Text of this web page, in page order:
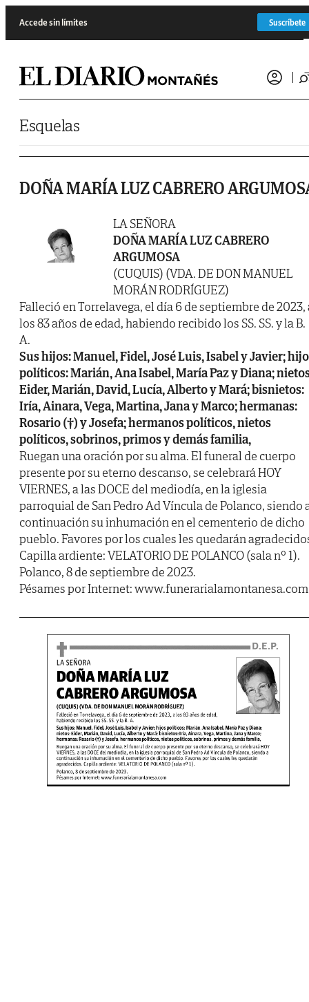
Accede sin límites Suscríbete
Esquelas
DOÑA MARÍA LUZ CABRERO
LA SEÑORA
DOÑA MARÍA LUZ CABRERO
ARGUMOSA
(CUQUIS) (VDA. DE DON MANUEL
MORÁN RODRÍGUEZ)
Falleció en Torrelavega, el día 6 de septiembre de 2023,
los 83 años de edad, habiendo recibido los SS. SS. y la B.
A.
Sus hijos: Manuel, Fidel, José Luis, Isabel y Javier;
políticos: Marián, Ana Isabel, María Paz y Diana;
Eider, Marián, David, Lucía, Alberto y Mará; bisnietos:
Iría, Ainara, Vega, Martina, Jana y Marco; hermanas:
Rosario (†) y Josefa; hermanos políticos, nietos
políticos, sobrinos, primos y demás familia,
Ruegan una oración por su alma. El funeral de cuerpo
presente por su eterno descanso, se celebrará HOY
VIERNES, a las DOCE del mediodía, en la iglesia
parroquial de San Pedro Ad Víncula de Polanco, siendo
continuación su inhumación en el cementerio de dicho
pueblo. Favores por los cuales les quedarán
Capilla ardiente: VELATORIO DE POLANCO (sala nº 1).
Polanco, 8 de septiembre de 2023.
Pésames por Internet: www.funerarialamontanesa.com